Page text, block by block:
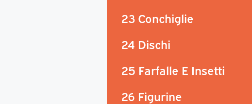
23 Conchiglie
24 Dischi
25 Farfalle E Insetti
26 Figurine